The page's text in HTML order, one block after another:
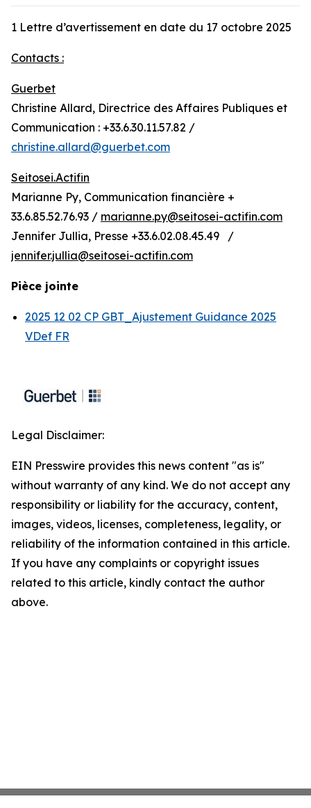
1 Lettre d’avertissement en date du 17 octobre 2025
Contacts :
Guerbet
Christine Allard, Directrice des Affaires Publiques et
Communication : +33.6.30.11.57.82 /
christine.allard@guerbet.com
Seitosei.Actifin
Marianne Py, Communication financière +
33.6.85.52.76.93 / marianne.py@seitosei-actifin.com
Jennifer Jullia, Presse +33.6.02.08.45.49 /
jennifer.jullia@seitosei-actifin.com
Pièce jointe
2025 12 02 CP GBT_Ajustement Guidance 2025
VDef FR
Legal Disclaimer:
EIN Presswire provides this news content "as is"
without warranty of any kind. We do not accept any
responsibility or liability for the accuracy, content,
images, videos, licenses, completeness, legality, or
reliability of the information contained in this article.
If you have any complaints or copyright issues
related to this article, kindly contact the author
above.